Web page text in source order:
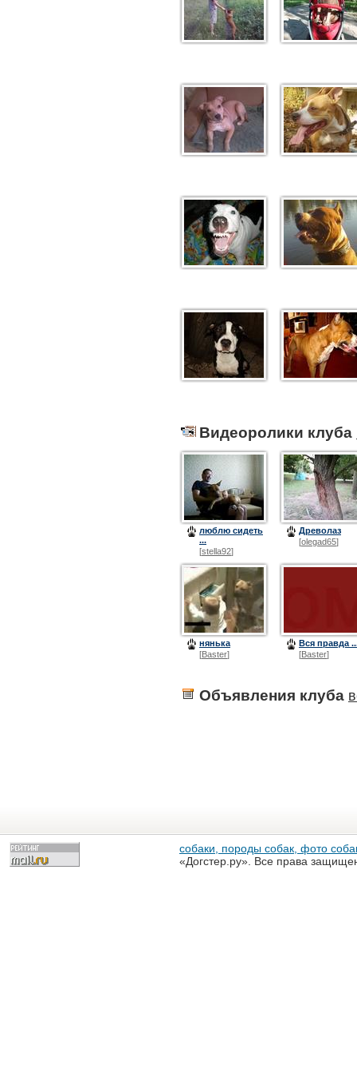
Видеоролики клуба
люблю сидеть
...
[stella92]
Древолаз
[olegad65]
нянька
[Baster]
Вся правда
[Baster]
Объявления клуба
собаки, породы собак, фото
«Догстер.ру». Все права